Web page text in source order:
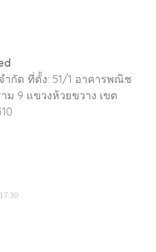
ำกัด ที่ตั้ง: 51/1 อาคารพณิช
ม 9 แขวงห้วยขวาง เขต